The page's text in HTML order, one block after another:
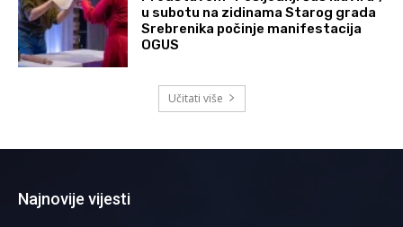
u subotu na zidinama Starog grada
Srebrenika počinje manifestacija
OGUS
Učitati više
Najnovije vijesti